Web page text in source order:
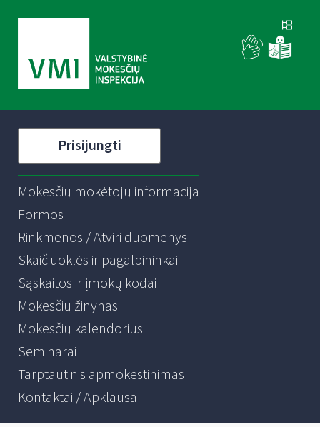
Prisijungti
Mokesčių mokėtojų informacija
Formos
Rinkmenos / Atviri duomenys
Skaičiuoklės ir pagalbininkai
Sąskaitos ir įmokų kodai
Mokesčių žinynas
Mokesčių kalendorius
Seminarai
Tarptautinis apmokestinimas
Kontaktai / Apklausa